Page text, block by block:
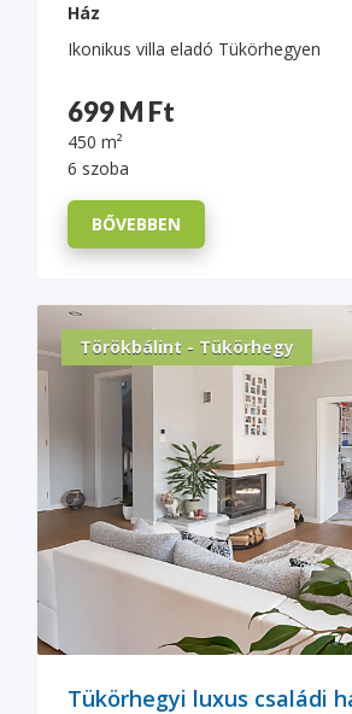
Ház
Ikonikus villa eladó Tükörhegyen
699 M Ft
450 m²
6 szoba
BŐVEBBEN
Törökbálint - Tükörhegy
Tükörhegyi luxus családi